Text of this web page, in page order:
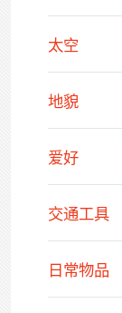
太空
地貌
爱好
交通工具
日常物品